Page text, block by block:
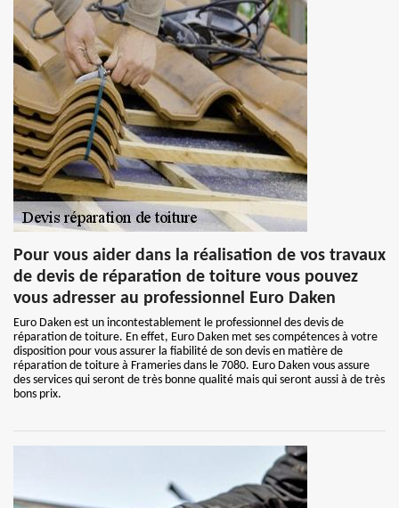
Pour vous aider dans la réalisation de vos travaux
de devis de réparation de toiture vous pouvez
vous adresser au professionnel Euro Daken
Euro Daken est un incontestablement le professionnel des devis de
réparation de toiture. En effet, Euro Daken met ses compétences à votre
disposition pour vous assurer la fiabilité de son devis en matière de
réparation de toiture à Frameries dans le 7080. Euro Daken vous assure
des services qui seront de très bonne qualité mais qui seront aussi à de très
bons prix.